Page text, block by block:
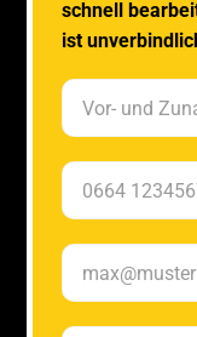
schnell
ist